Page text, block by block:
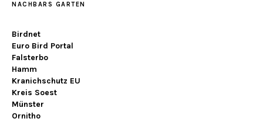
NACHBARS GARTEN
Birdnet
Euro Bird Portal
Falsterbo
Hamm
Kranichschutz EU
Kreis Soest
Münster
Ornitho